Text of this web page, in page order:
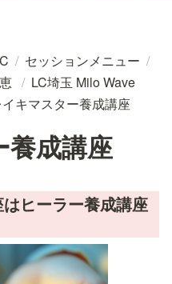
/ セッションメニュー /
/ LC埼玉 Milo Wave
イキマスター養成講座
養成講座
ヒーラー養成講座